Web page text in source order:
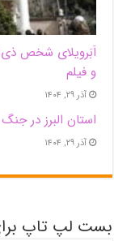
اَبَر‌ویلای شخص
و فیلم
آذر ۲۹, ۱۴۰۴
استان البرز در جنگ 12 روزه 7 شهید دانشجو تقدیم انقلاب کرد
آذر ۲۹, ۱۴۰۴
بست لپ تاپ